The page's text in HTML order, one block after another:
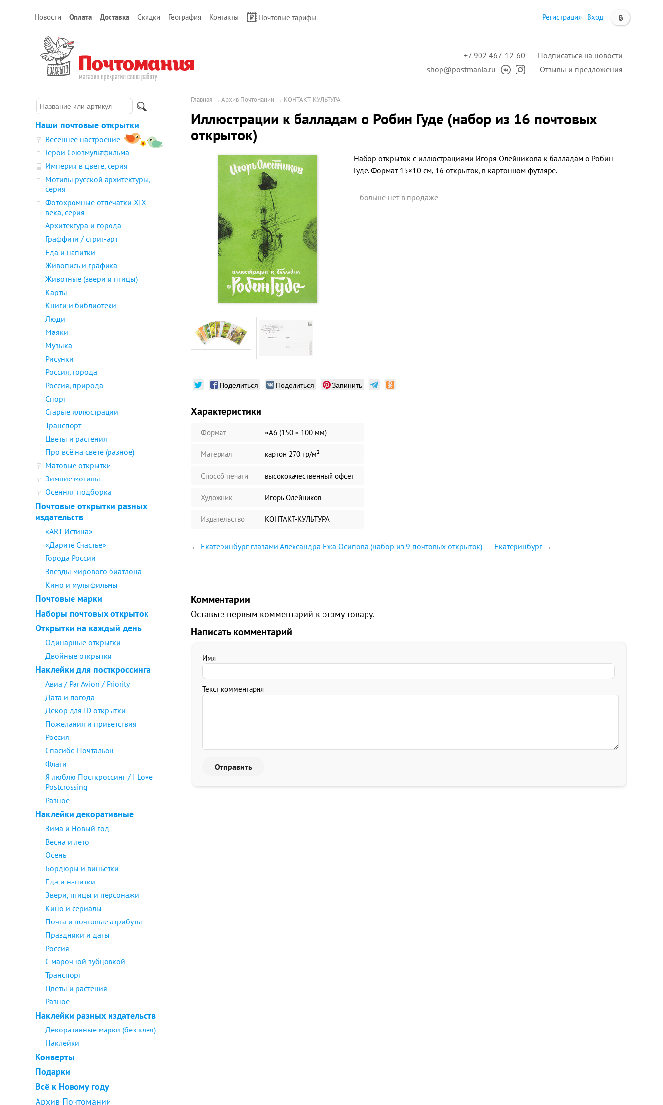
Новости Оплата Доставка Скидки География Контакты Почтовые тарифы 🔒
Регистрация Вход
Подписаться на новости
Отзывы и предложения
+7 902 467-12-60
shop@postmania.ru
Наши почтовые открытки
Весеннее настроение
Герои Союзмультфильма
Империя в цвете, серия
Мотивы русской архитектуры,
серия
Фотохромные отпечатки XIX
века, серия
Архитектура и города
Граффити / стрит-арт
Еда и напитки
Живопись и графика
Животные (звери и птицы)
Карты
Книги и библиотеки
Люди
Маяки
Музыка
Рисунки
Россия, города
Россия, природа
Спорт
Старые иллюстрации
Транспорт
Цветы и растения
Про всё на свете (разное)
Матовые открытки
Зимние мотивы
Осенняя подборка
Почтовые открытки разных
издательств
«ART Истина»
«Дарите Счастье»
Города России
Звезды мирового биатлона
Кино и мультфильмы
Почтовые марки
Наборы почтовых открыток
Открытки на каждый день
Одинарные открытки
Двойные открытки
Наклейки для посткроссинга
Авиа / Par Avion / Priority
Дата и погода
Декор для ID открытки
Пожелания и приветствия
Россия
Спасибо Почтальон
Флаги
Я люблю Посткроссинг / I Love
Postcrossing
Разное
Наклейки декоративные
Зима и Новый год
Весна и лето
Осень
Бордюры и виньетки
Еда и напитки
Звери, птицы и персонажи
Кино и сериалы
Почта и почтовые атрибуты
Праздники и даты
Россия
С марочной зубцовкой
Транспорт
Цветы и растения
Разное
Наклейки разных издательств
Декоративные марки (без клея)
Наклейки
Конверты
Подарки
Всё к Новому году
Архив Почтомании
Главная → Архив Почтомании → КОНТАКТ-КУЛЬТУРА
Иллюстрации к балладам о Робин Гуде (набор из 16 почтовых
открыток)
Набор открыток с иллюстрациями Игоря Олейникова к балладам о Робин
Гуде. Формат 15×10 см, 16 открыток, в картонном футляре.
больше нет в продаже
Поделиться Поделиться Запинить
Характеристики
Формат ≈А6 (150 × 100 мм)
Материал картон 270 гр/м²
Способ печати высококачественный офсет
Художник Игорь Олейников
Издательство КОНТАКТ-КУЛЬТУРА
← Екатеринбург глазами Александра Ежа Осипова (набор из 9 почтовых открыток) Екатеринбург →
Комментарии
Оставьте первым комментарий к этому товару.
Написать комментарий
Имя
Текст комментария